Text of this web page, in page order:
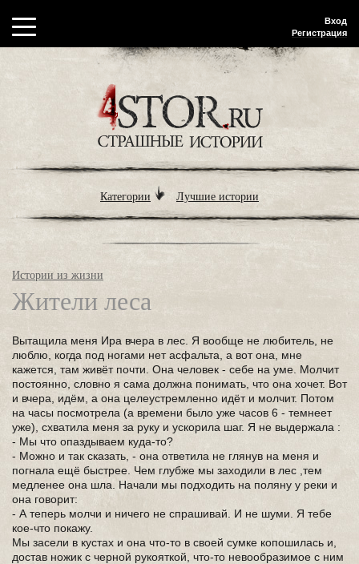
Вход
Регистрация
Категории Лучшие истории
Истории из жизни
Жители леса
Вытащила меня Ира вчера в лес. Я вообще не любитель, не
люблю, когда под ногами нет асфальта, а вот она, мне
кажется, там живёт почти. Она человек - себе на уме. Молчит
постоянно, словно я сама должна понимать, что она хочет. Вот
и вчера, идём, а она целеустремленно идёт и молчит. Потом
на часы посмотрела (а времени было уже часов 6 - темнеет
уже), схватила меня за руку и ускорила шаг. Я не выдержала :
- Мы что опаздываем куда-то?
- Можно и так сказать, - она ответила не глянув на меня и
погнала ещё быстрее. Чем глубже мы заходили в лес ,тем
медленее она шла. Начали мы подходить на поляну у реки и
она говорит:
- А теперь молчи и ничего не спрашивай. И не шуми. Я тебе
кое-что покажу.
Мы засели в кустах и она что-то в своей сумке копошилась и,
достав ножик с черной рукояткой, что-то невообразимое с ним